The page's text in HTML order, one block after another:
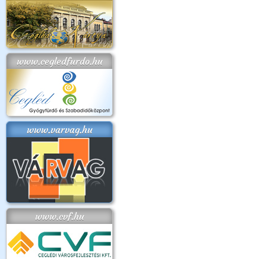
www.cegledfurdo.hu
www.varvag.hu
www.cvf.hu